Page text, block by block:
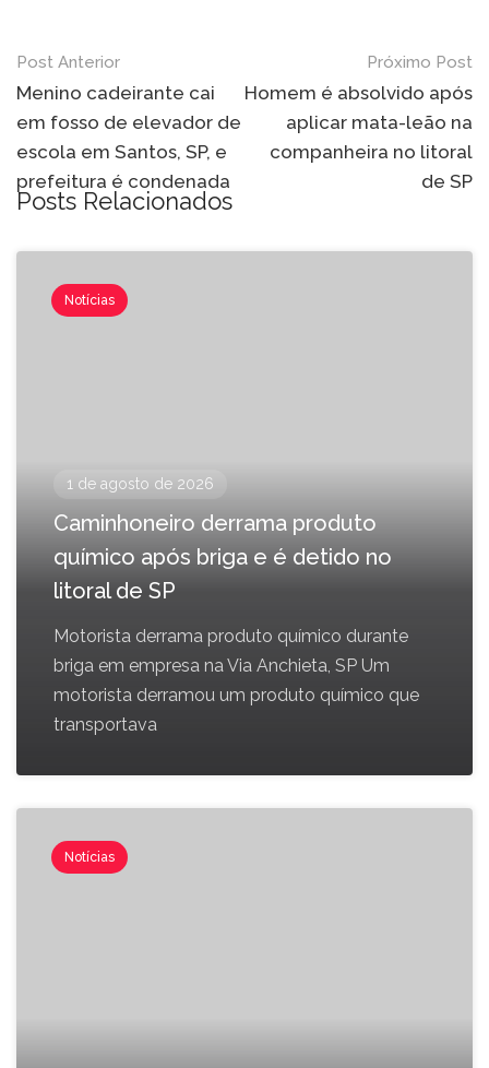
Post Anterior
Menino cadeirante cai
em fosso de elevador de
escola em Santos, SP, e
prefeitura é condenada
Próximo Post
Homem é absolvido após
aplicar mata-leão na
companheira no litoral
de SP
Posts Relacionados
Notícias
1 de agosto de 2026
Caminhoneiro derrama produto
químico após briga e é detido no
litoral de SP
Motorista derrama produto químico durante
briga em empresa na Via Anchieta, SP Um
motorista derramou um produto químico que
transportava
Notícias